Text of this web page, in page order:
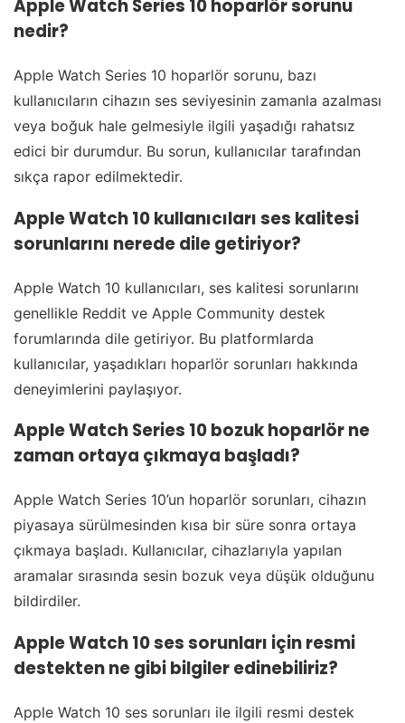
Apple Watch Series 10 hoparlör sorunu
nedir?
Apple Watch Series 10 hoparlör sorunu, bazı
kullanıcıların cihazın ses seviyesinin zamanla azalması
veya boğuk hale gelmesiyle ilgili yaşadığı rahatsız
edici bir durumdur. Bu sorun, kullanıcılar tarafından
sıkça rapor edilmektedir.
Apple Watch 10 kullanıcıları ses kalitesi
sorunlarını nerede dile getiriyor?
Apple Watch 10 kullanıcıları, ses kalitesi sorunlarını
genellikle Reddit ve Apple Community destek
forumlarında dile getiriyor. Bu platformlarda
kullanıcılar, yaşadıkları hoparlör sorunları hakkında
deneyimlerini paylaşıyor.
Apple Watch Series 10 bozuk hoparlör ne
zaman ortaya çıkmaya başladı?
Apple Watch Series 10’un hoparlör sorunları, cihazın
piyasaya sürülmesinden kısa bir süre sonra ortaya
çıkmaya başladı. Kullanıcılar, cihazlarıyla yapılan
aramalar sırasında sesin bozuk veya düşük olduğunu
bildirdiler.
Apple Watch 10 ses sorunları için resmi
destekten ne gibi bilgiler edinebiliriz?
Apple Watch 10 ses sorunları ile ilgili resmi destek